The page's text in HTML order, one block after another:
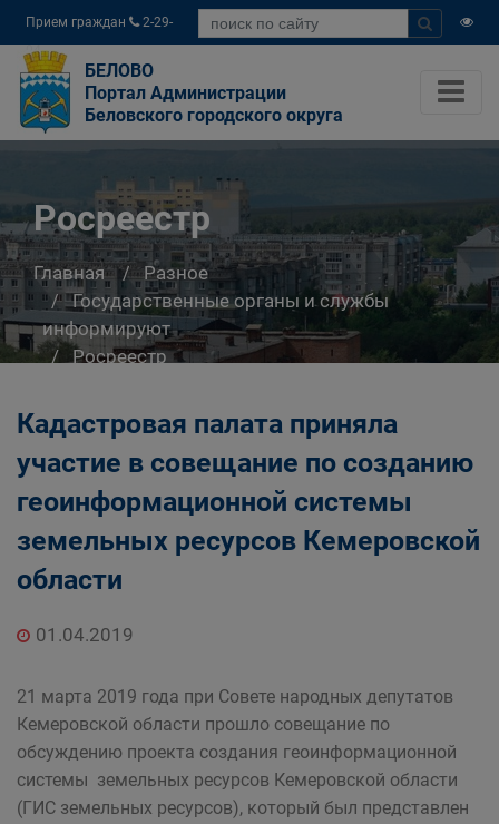
Прием граждан
2-29-
04
БЕЛОВО
Портал Администрации
Беловского городского округа
Росреестр
Главная
Разное
Государственные органы и службы
информируют
Росреестр
Кадастровая палата приняла
участие в совещание по созданию
геоинформационной системы
земельных ресурсов Кемеровской
области
01.04.2019
21 марта 2019 года при Совете народных депутатов
Кемеровской области прошло совещание по
обсуждению проекта создания геоинформационной
системы земельных ресурсов Кемеровской области
(ГИС земельных ресурсов), который был представлен